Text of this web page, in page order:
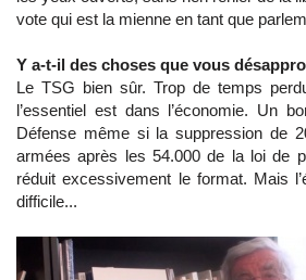
vote qui est la mienne en tant que
Y a-t-il des choses que vous
Le TSG bien sûr. Trop de temps
l’essentiel est dans l’économie. Un
Défense même si la suppression de
armées après les 54.000 de la loi de
réduit excessivement le format. Mais
difficile...